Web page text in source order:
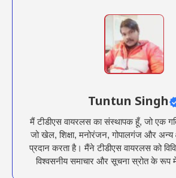
Tuntun Singh
मैं टीडीएस वायरलस का संस्थापक हूँ, जो एक
जो खेल, शिक्षा, मनोरंजन, गोपालगंज और अन्य
प्रदान करता है। मैंने टीडीएस वायरलस को
विश्वसनीय समाचार और सूचना स्रोत के रूप में